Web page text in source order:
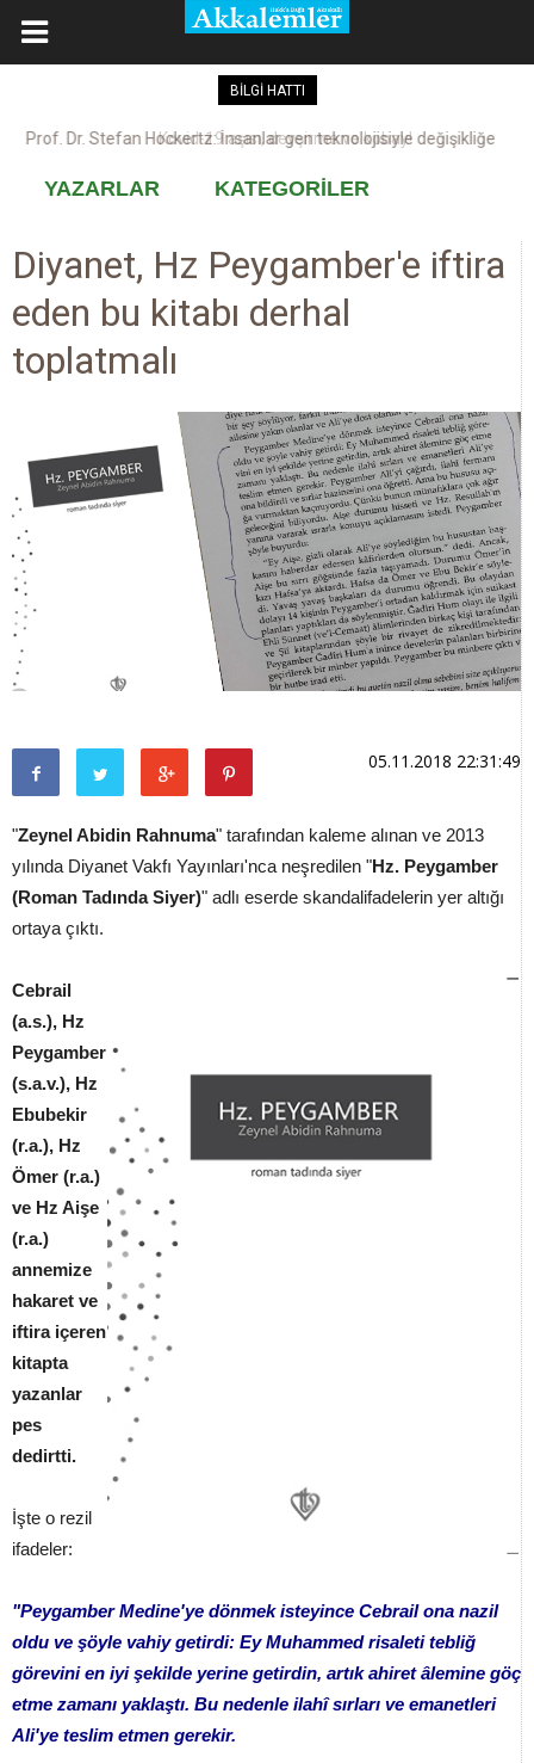
BİLGİ HATTI
Kovid-19 aşısı, devşirme ve kobay!
YAZARLAR KATEGORİLER
Diyanet, Hz Peygamber'e iftira
eden bu kitabı derhal
toplatmalı
05.11.2018 22:31:49
"Zeynel Abidin Rahnuma" tarafından kaleme alınan ve 2013
yılında Diyanet Vakfı Yayınları'nca neşredilen "Hz. Peygamber
(Roman Tadında Siyer)" adlı eserde skandalifadelerin yer altığı
ortaya çıktı.
Cebrail
(a.s.), Hz
Peygamber
(s.a.v.), Hz
Ebubekir
(r.a.), Hz
Ömer (r.a.)
ve Hz Aişe
(r.a.)
annemize
hakaret ve
iftira içeren
kitapta
yazanlar
pes
dedirtti.
İşte o rezil
ifadeler:
"Peygamber Medine'ye dönmek isteyince Cebrail ona nazil
oldu ve şöyle vahiy getirdi: Ey Muhammed risaleti tebliğ
görevini en iyi şekilde yerine getirdin, artık ahiret âlemine göç
etme zamanı yaklaştı. Bu nedenle ilahî sırları ve emanetleri
Ali'ye teslim etmen gerekir.